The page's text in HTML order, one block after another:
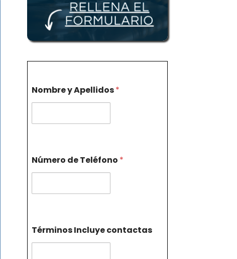
Nombre y Apellidos*
Número de Teléfono *
Términos Incluye contactas